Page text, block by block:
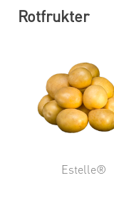
Rotfrukter
Estelle®